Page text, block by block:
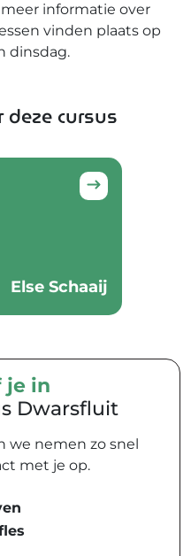
informatie over
vinden plaats op
dinsdag.
cursus
Else Schaaij
je in
Dwarsfluit
we nemen zo snel
met je op.